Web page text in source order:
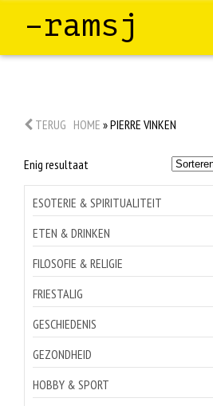
–ramsj
TERUG HOME »PIERRE VINKEN
Enig resultaat
ESOTERIE & SPIRITUALITEIT
ETEN & DRINKEN
FILOSOFIE & RELIGIE
FRIESTALIG
GESCHIEDENIS
GEZONDHEID
HOBBY & SPORT